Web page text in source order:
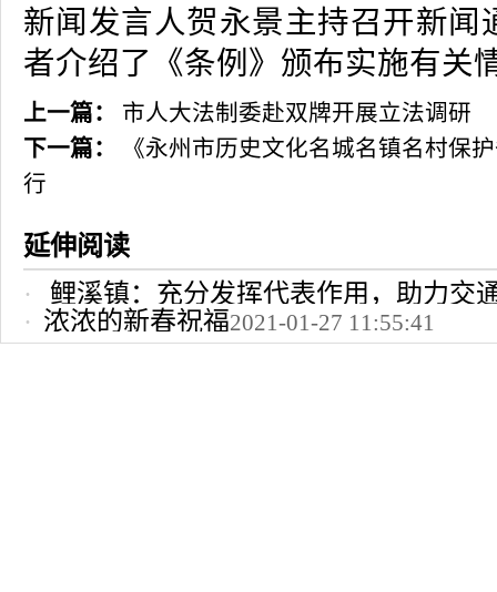
新闻发言人贺永景主持召开新闻
者介绍了《条例》颁布实施有关
上一篇：
市人大法制委赴双牌开展立法调研
下一篇：
《永州市历史文化名城名镇名村保
行
延伸阅读
鲤溪镇：充分发挥代表作用，助力交
2022-10-24 12:09:37
浓浓的新春祝福2021-01-27 11:55:41